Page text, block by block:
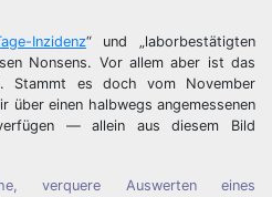
Inzidenz“ und „laborbestätigten
Nonsens. Vor allem aber ist das
Stammt es doch vom November
einen halbwegs angemessenen
— allein aus diesem Bild
verquere Auswerten eines